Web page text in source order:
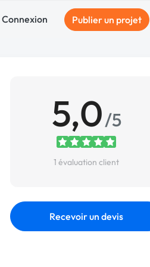
Connexion Publier un projet
5,0/5
1 évaluation client
Recevoir un devis